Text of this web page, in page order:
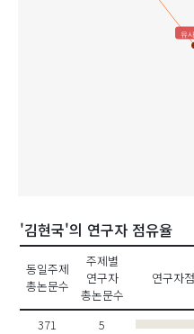
유
'김현국'의 연구자 점유율
동일주제
총논문수
주제별
연구자
총논문수
연구자
371 5